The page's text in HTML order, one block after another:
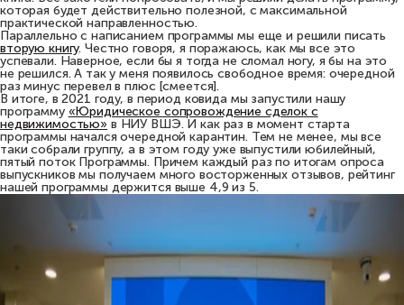
которая будет действительно полезной, с максимальной
практической направленностью.
Параллельно с написанием программы мы еще и решили писать
вторую книгу. Честно говоря, я поражаюсь, как мы все это
успевали. Наверное, если бы я тогда не сломал ногу, я бы на это
не решился. А так у меня появилось свободное время: очередной
раз минус перевел в плюс [смеется].
В итоге, в 2021 году, в период ковида мы запустили нашу
программу «Юридическое сопровождение сделок с
недвижимостью» в НИУ ВШЭ. И как раз в момент старта
программы начался очередной карантин. Тем не менее, мы все
таки собрали группу, а в этом году уже выпустили юбилейный,
пятый поток Программы. Причем каждый раз по итогам опроса
выпускников мы получаем много восторженных отзывов, рейтинг
нашей программы держится выше 4,9 из 5.